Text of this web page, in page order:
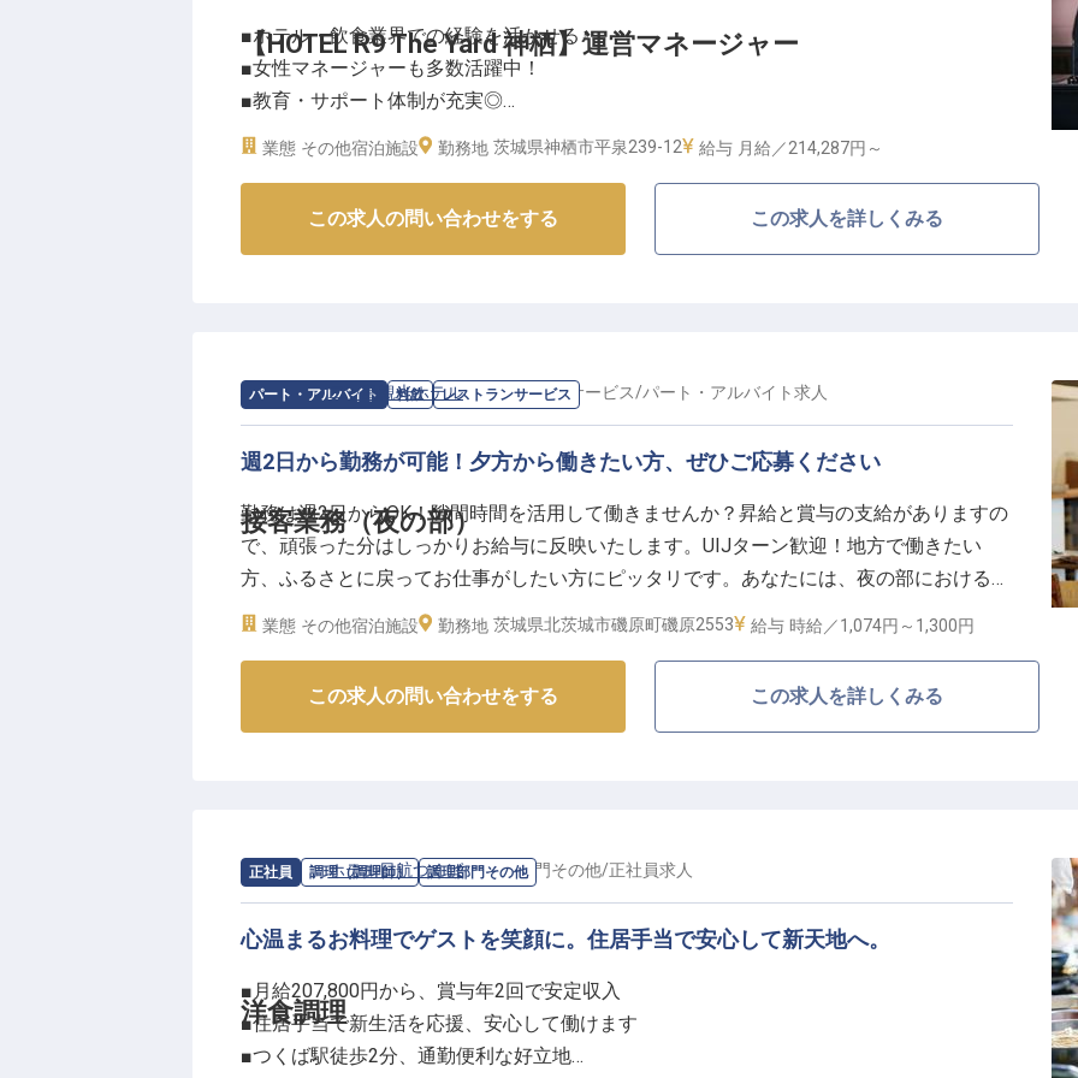
う温かな職場環境を目指しています。
シフト制で働きやすく、時短勤務も相談可能！ライフスタイルに合わせた働き方ができま
す。マイカー・バイク・自転車通勤OKで、無料駐車場も完備しているので通勤も便利で
す。退職金制度や財形貯蓄制度など福利厚生も充実。調理師としての経験を活かしなが
※2025年08月26日時点の情報です
【HOTEL R9 The Yard 神栖】運営マネージャー
■ホテル・飲食業界での経験を活かせる♪
■女性マネージャーも多数活躍中！
■教育・サポート体制が充実◎
■最新DXシステム導入で業務効率化★
HOTEL R9 The Yardは、お客様に「また来たい」と思っていただける居心地の良さを大切
にしています。最新のスマホチェックインシステムを導入し、お客様の利便性向上とスタ
ーー【あなたの経験を活かせる成長環境】
当ホテルでは、ホテル・飲食業界での経験を持つ方の知識やスキルを最大限に活かせる環
にぴったり！女性マネージャーも多数活躍中で、ライフスタイルに合わせた働き方が可能
です★夜勤はほとんどなく、月平均残業は25時間程度と働きやすい環境です。冬季・夏
季休暇や有給休暇など福利厚生も充実◎マイカー通勤OKなので、通勤も便利です！
※2025年07月29日時点の情報です
業態 その他宿泊施設 勤務地 茨城県神栖市平泉239-12 給与 月給／214,287円～
この求人の問い合わせをする この求人を詳しくみる
パート・アルバイト 料飲 レストランサービス
接客業務（夜の部）
求人情報：二ッ島観光ホテルのレストランサービス/パート・アルバイト求人
週2日から勤務が可能！夕方から働きたい方、ぜひご応募ください
勤務は週2日からOK！隙間時間を活用して働きませんか？昇給と賞与の支給がありますの
で、頑張った分はしっかりお給与に反映いたします。UIJターン歓迎！地方で働きたい
方、ふるさとに戻ってお仕事がしたい方にピッタリです。あなたには、夜の部における接
客業務をお任せ。当ホテル内食事会場のセッティングや料理の配膳、片付けや掃除といっ
たお仕事です。あたたかい接客でお客様に笑顔をお届けしませんか？※この求人は2023年
業態 その他宿泊施設 勤務地 茨城県北茨城市磯原町磯原2553 給与 時給／1,074円～ 1,300円
この求人の問い合わせをする この求人を詳しくみる
正社員 調理（調理師） 調理部門その他
洋食調理
求人情報：ホテル日航つくばの調理部門その他/正社員求人
心温まるお料理でゲストを笑顔に。住居手当で安心して新天地へ。
■月給207,800円から、賞与年2回で安定収入
■住居手当で新生活を応援、安心して働けます
■つくば駅徒歩2分、通勤便利な好立地